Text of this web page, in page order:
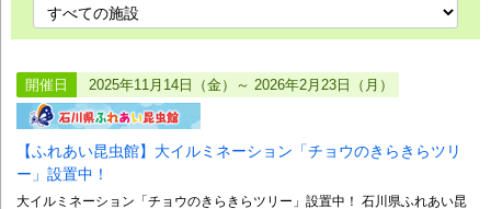
開催日 2025年11月14日（金）～ 2026年2月23日（月）
【ふれあい昆虫館】大イルミネーション「チョウのきらきらツリ
ー」設置中！
大イルミネーション「チョウのきらきらツリー」設置中！ 石川県ふれあい昆